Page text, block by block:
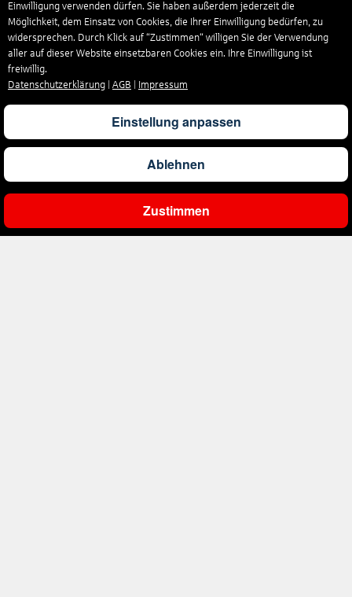
Ergebnisse filtern
Einwilligung verwenden dürfen. Sie haben außerdem jederzeit die
Möglichkeit, dem Einsatz von Cookies, die Ihrer Einwilligung bedürfen, zu
widersprechen. Durch Klick auf “Zustimmen“ willigen Sie der Verwendung
aller auf dieser Website einsetzbaren Cookies ein. Ihre Einwilligung ist
freiwillig.
Datenschutzerklärung
AGB Impressum
Einstellung anpassen
Ablehnen
Zustimmen